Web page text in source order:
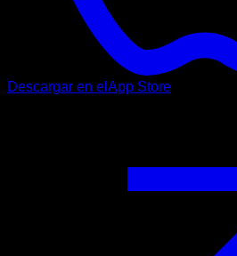
Descargar en el App Store